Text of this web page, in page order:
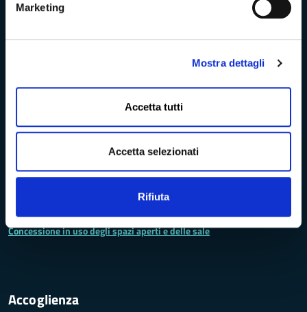
Marketing
Mostra dettagli
Accetta tutti
Accetta selezionati
Rifiuta
La Provincia
Lo statuto della Provincia di Massa -Carrara
Ufficio Relazioni con il Pubblico
Codici IPA - Fatturazione elettronica
Concessione in uso degli spazi aperti e delle sale
Accoglienza